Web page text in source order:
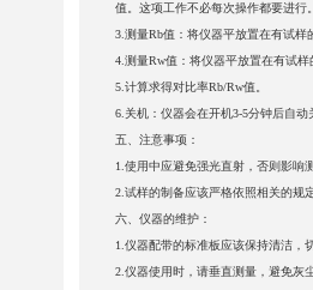
值。这项工作不必每次操作都要进行
3. 测量Rb值：将仪器平放置在有试
4. 测量Rw值：将仪器平放置在有试
5. 计算求得对比率Rb/Rw值。
6. 关机：仪器会在开机3-5分钟后自动
五、注意事项：
1. 使用中应避免强光直射，否则影响
2. 试样的制备应该严格依照相关的规
六、仪器的维护：
1. 仪器配带的标准板应该保持清洁，
2. 仪器使用时，请垂直测量，避免灰